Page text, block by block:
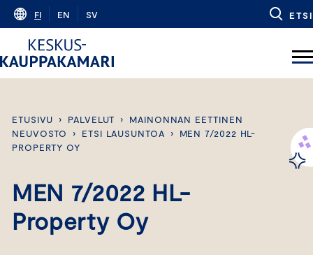
Skip
content
FI EN SV ETSI
ETUSIVU › PALVELUT ›
MAINONNAN EETTINEN
NEUVOSTO
› ETSI LAUSUNTOA ›
MEN 7/2022 HL-
PROPERTY OY
MEN 7/2022 HL-
Property Oy